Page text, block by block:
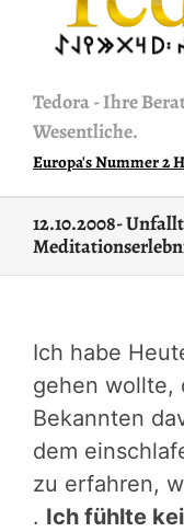
Tedora-Ihre
Wesentliche.
Europa's Nummer 2
12.10.2008-
Ich habe
gehen wollte,
Bekannten
dem
zu erfahren,
. Ich fühlte